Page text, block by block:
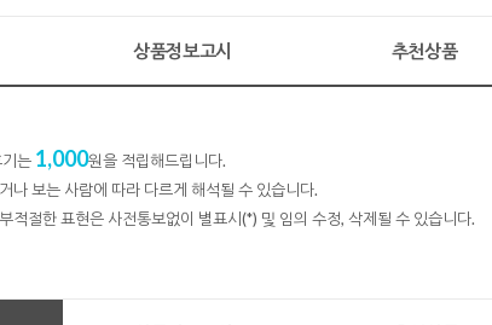
상품정보고시 추천상품
는 1,000원을 적립해드립니다.
나 보는 사람에 따라 다르게 해석될 수 있습니다.
적절한 표현은 사전통보없이 별표시(*) 및 임의 수정, 삭제될 수 있습니다.